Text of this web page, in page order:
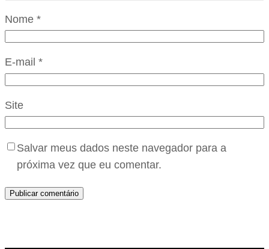
Nome *
E-mail *
Site
Salvar meus dados neste navegador para a
próxima vez que eu comentar.